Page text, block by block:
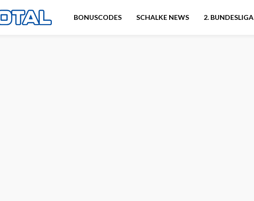
BONUSCODES SCHALKE NEWS 2. BUNDESLIGA